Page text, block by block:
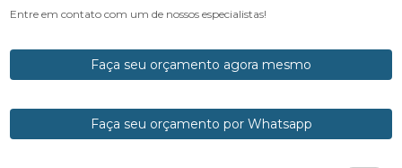
Entre em contato com um de nossos especialistas!
Faça seu orçamento agora mesmo
Faça seu orçamento por Whatsapp